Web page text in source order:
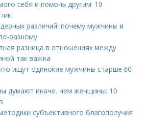
себя и помочь другим: 10
различий: почему мужчины и
разному
разница в отношениях между
так важна
ищут одинокие мужчины старше 60
думают иначе, чем женщины: 10
субъективного благополучия